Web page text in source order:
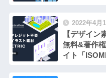
2022年4月
【デザイン
無料&著作
イト「